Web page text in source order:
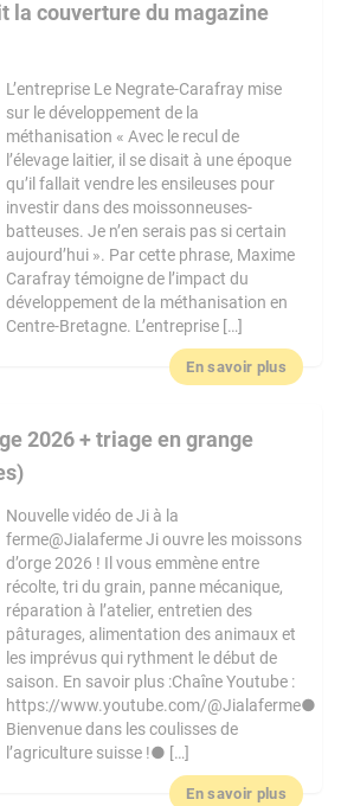
la couverture du magazine
L’entreprise Le Negrate-Carafray mise
sur le développement de la
méthanisation « Avec le recul de
l’élevage laitier, il se disait à une époque
qu’il fallait vendre les ensileuses pour
investir dans des moissonneuses-
batteuses. Je n’en serais pas si certain
aujourd’hui ». Par cette phrase, Maxime
Carafray témoigne de l’impact du
développement de la méthanisation en
Centre-Bretagne. L’entreprise […]
En savoir plus
2026 + triage en grange
Nouvelle vidéo de Ji à la
ferme@Jialaferme Ji ouvre les moissons
d’orge 2026 ! Il vous emmène entre
récolte, tri du grain, panne mécanique,
réparation à l’atelier, entretien des
pâturages, alimentation des animaux et
les imprévus qui rythment le début de
saison. En savoir plus :Chaîne Youtube :
https://www.youtube.com/@Jialaferme●
Bienvenue dans les coulisses de
l’agriculture suisse !● […]
En savoir plus